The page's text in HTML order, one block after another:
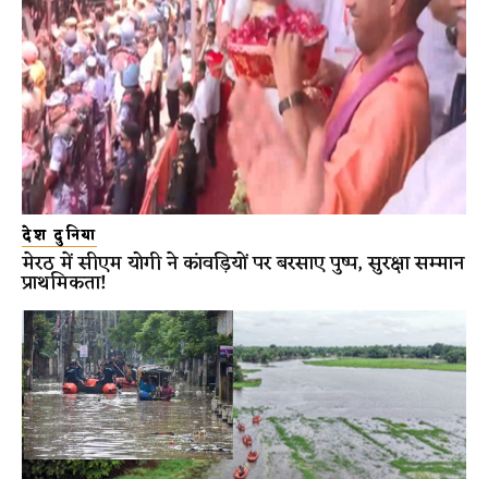
देश दुनिया
मेरठ में सीएम योगी ने कांवड़ियों पर बरसाए पुष्प, सुरक्षा सम्मान
प्राथमिकता!